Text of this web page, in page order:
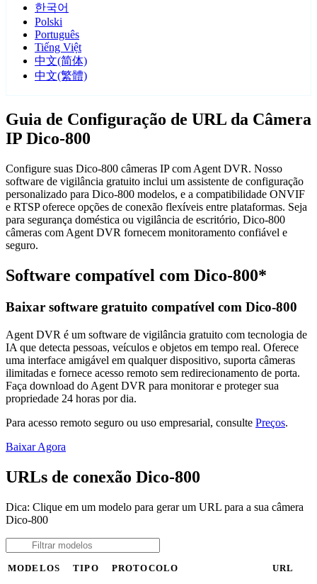
한국어
Polski
Português
Tiếng Việt
中文(简体)
中文(繁體)
Guia de Configuração de URL da Câmera
IP Dico-800
Configure suas Dico-800 câmeras IP com Agent DVR. Nosso
software de vigilância gratuito inclui um assistente de configuração
personalizado para Dico-800 modelos, e a compatibilidade ONVIF
e RTSP oferece opções de conexão flexíveis entre plataformas. Seja
para segurança doméstica ou vigilância de escritório, Dico-800
câmeras com Agent DVR fornecem monitoramento confiável e
seguro.
Software compatível com Dico-800*
Baixar software gratuito compatível com Dico-800
Agent DVR é um software de vigilância gratuito com tecnologia de
IA que detecta pessoas, veículos e objetos em tempo real. Oferece
uma interface amigável em qualquer dispositivo, suporta câmeras
ilimitadas e fornece acesso remoto sem redirecionamento de porta.
Faça download do Agent DVR para monitorar e proteger sua
propriedade 24 horas por dia.
Para acesso remoto seguro ou uso empresarial, consulte Preços.
Baixar Agora
URLs de conexão Dico-800
Dica: Clique em um modelo para gerar um URL para a sua câmera
Dico-800
MODELOS TIPO PROTOCOLO URL